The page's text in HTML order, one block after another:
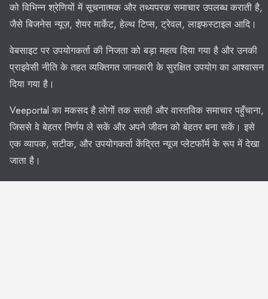
को विभिन्न श्रेणियों में सूचनात्मक और तथ्यपरक समाचार उपलब्ध कराती है,
जैसे बिजनेस न्यूज़, शेयर मार्केट, हेल्थ टिप्स, ट्रेवल, लाइफस्टाइल आदि।
वेबसाइट पर उपयोगकर्ता की निजता को बड़ा महत्व दिया गया है और उनकी
प्राइवेसी नीति के तहत व्यक्तिगत जानकारी के सुरक्षित उपयोग का आश्वासन
दिया गया है।
Veeportal का मकसद है लोगों तक सतही और वास्तविक समाचार पहुँचाना,
जिससे वे बेहतर निर्णय ले सकें और अपने जीवन को बेहतर बना सकें। इसे
एक व्यापक, सटीक, और उपयोगकर्ता केंद्रित न्यूज प्लेटफॉर्म के रूप में देखा
जाता है।